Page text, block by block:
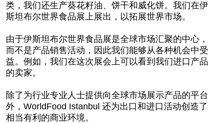
类，我们还生产葵花籽油、饼干和威化饼。我们在伊
斯坦布尔世界食品展上展出，以拓展世界市场。
由于伊斯坦布尔世界食品展是全球市场汇聚的中心，
而不是产品销售活动，因此我们能够从各种机会中受
益。例如，我们在这次展会上可以看到我们进口产品
的卖家。
除了为行业专业人士提供向全球市场展示产品的平台
外，WorldFood Istanbul 还为出口和进口活动创造了
相当有利的商业环境。